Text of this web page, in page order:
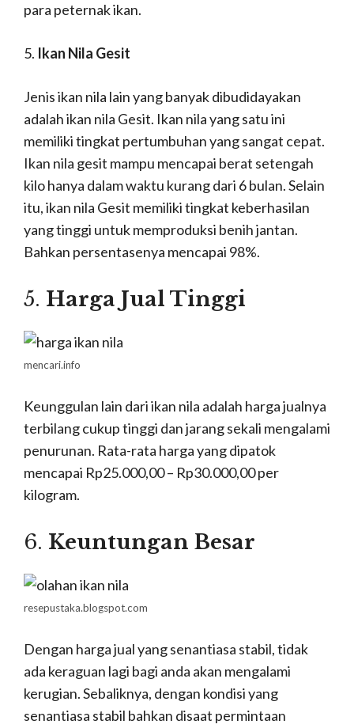
para peternak ikan.
5. Ikan Nila Gesit
Jenis ikan nila lain yang banyak dibudidayakan
adalah ikan nila Gesit. Ikan nila yang satu ini
memiliki tingkat pertumbuhan yang sangat cepat.
Ikan nila gesit mampu mencapai berat setengah
kilo hanya dalam waktu kurang dari 6 bulan. Selain
itu, ikan nila Gesit memiliki tingkat keberhasilan
yang tinggi untuk memproduksi benih jantan.
Bahkan persentasenya mencapai 98%.
5. Harga Jual Tinggi
mencari.info
Keunggulan lain dari ikan nila adalah harga jualnya
terbilang cukup tinggi dan jarang sekali mengalami
penurunan. Rata-rata harga yang dipatok
mencapai Rp25.000,00 – Rp30.000,00 per
kilogram.
6. Keuntungan Besar
resepustaka.blogspot.com
Dengan harga jual yang senantiasa stabil, tidak
ada keraguan lagi bagi anda akan mengalami
kerugian. Sebaliknya, dengan kondisi yang
senantiasa stabil bahkan disaat permintaan